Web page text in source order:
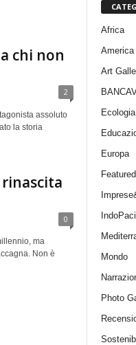
chi non
2
assoluto
la storia
0
ma
Non è
Africa
America
Art
Europa
Featured
Mondo
Photo